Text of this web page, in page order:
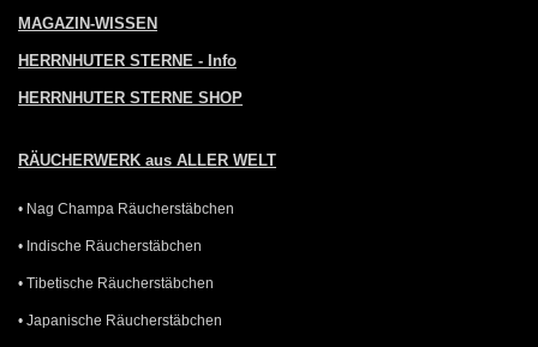
MAGAZIN-WISSEN
HERRNHUTER STERNE - Info
HERRNHUTER STERNE SHOP
RÄUCHERWERK aus ALLER WELT
• Nag Champa Räucherstäbchen
• Indische Räucherstäbchen
• Tibetische Räucherstäbchen
• Japanische Räucherstäbchen